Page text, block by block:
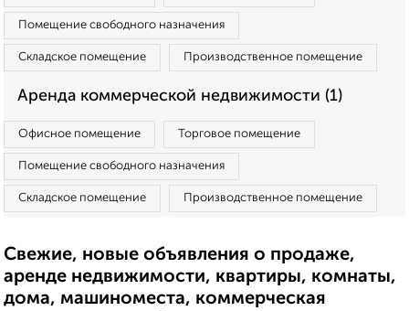
Помещение свободного назначения
Складское помещение Производственное помещение
Аренда коммерческой недвижимости (1)
Офисное помещение Торговое помещение
Помещение свободного назначения
Складское помещение Производственное помещение
Свежие, новые объявления о продаже,
аренде недвижимости, квартиры, комнаты,
дома, машиноместа, коммерческая